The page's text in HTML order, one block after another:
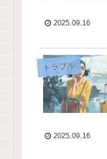
2025.09.16
トラブル
2025.09.16